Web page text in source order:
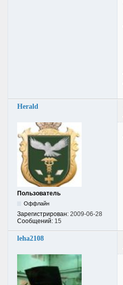
Herald
Пользователь
Оффлайн
Зарегистрирован: 2009-06-28
Сообщений: 15
leha2108